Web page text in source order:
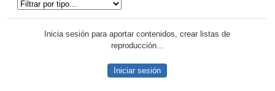
Inicia sesión para aportar contenidos, crear listas de
reproducción...
Iniciar sesión